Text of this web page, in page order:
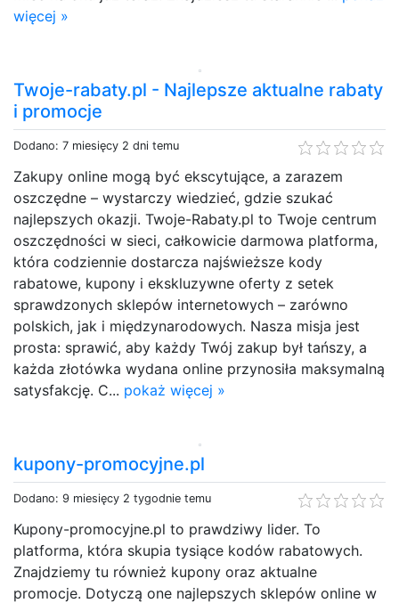
więcej »
Twoje-rabaty.pl - Najlepsze aktualne rabaty
i promocje
Dodano: 7 miesięcy 2 dni temu
Zakupy online mogą być ekscytujące, a zarazem
oszczędne – wystarczy wiedzieć, gdzie szukać
najlepszych okazji. Twoje-Rabaty.pl to Twoje centrum
oszczędności w sieci, całkowicie darmowa platforma,
która codziennie dostarcza najświeższe kody
rabatowe, kupony i ekskluzywne oferty z setek
sprawdzonych sklepów internetowych – zarówno
polskich, jak i międzynarodowych. Nasza misja jest
prosta: sprawić, aby każdy Twój zakup był tańszy, a
każda złotówka wydana online przynosiła maksymalną
satysfakcję. C... pokaż więcej »
kupony-promocyjne.pl
Dodano: 9 miesięcy 2 tygodnie temu
Kupony-promocyjne.pl to prawdziwy lider. To
platforma, która skupia tysiące kodów rabatowych.
Znajdziemy tu również kupony oraz aktualne
promocje. Dotyczą one najlepszych sklepów online w